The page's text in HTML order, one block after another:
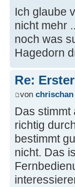
Ich glaube
nicht mehr
noch was
Hagedorn
Re:
von chrischan
Das
richtig
bestimmt
nicht. Das